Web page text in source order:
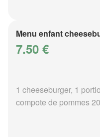
Menu enfant
7.50 €
1 cheeseburger, 1
compote de pommes